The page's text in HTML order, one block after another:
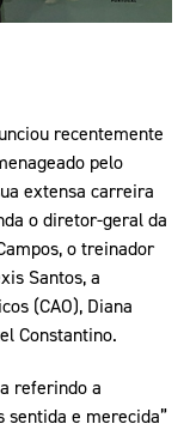
recentemente
pelo
extensa carreira
o diretor-geral da
o treinador
Santos, a
(CAO), Diana
Constantino.
referindo a
sentida e merecida”